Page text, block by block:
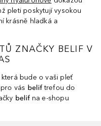
pleti poskytují vysokou
krásně hladká a
ZNAČKY BELIF V
bude o vaši pleť
vás beliftrefou do
belifna e-shopu